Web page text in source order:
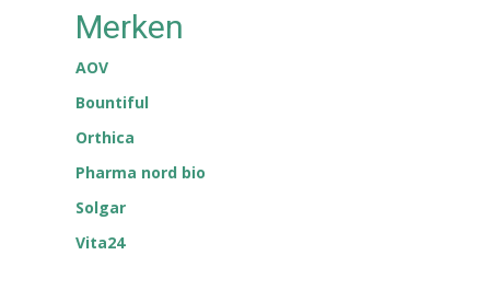
Merken
AOV
Bountiful
Orthica
Pharma nord bio
Solgar
Vita24